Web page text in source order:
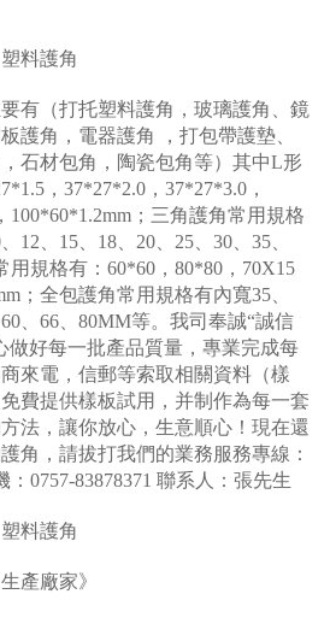
料護角
有（打托塑料護角，玻璃護角、鏡
護角，電器護角 ，打包帶護墊、
石材包角，陶瓷包角等）其中L形
，37*27*2.0，37*27*3.0，
100*60*1.2mm；三角護角常用規格
12、15、18、20、25、30、35、
用規格有：60*60，80*80，70X15
；全包護角常用規格有內寬35、
、66、80MM等。我司奉誠“誠信
做好每一批產品質量，專業完成每
來電，信郵等索取相關資料（樣
費提供樣板試用，并制作為每一套
法，讓你放心，生意順心！現在還
角，請拔打我們的業務服務專線：
：0757-83878371 聯系人：張先生
料護角
產廠家》